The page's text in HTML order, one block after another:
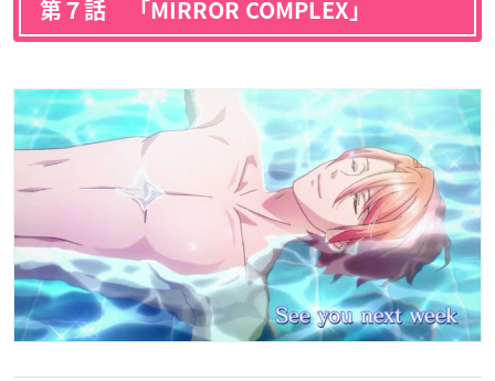
第７話 「MIRROR COMPLEX」